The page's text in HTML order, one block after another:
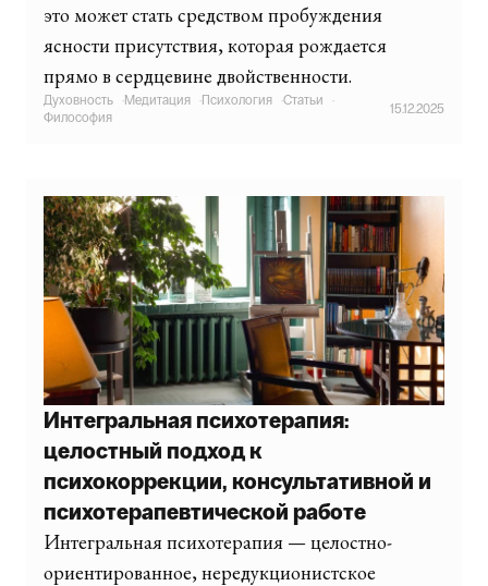
это может стать средством пробуждения
ясности присутствия, которая рождается
прямо в сердцевине двойственности.
Духовность ·Медитация ·Психология ·Статьи
·
Философия
15.12.2025
Интегральная психотерапия:
целостный подход к
психокоррекции, консультативной и
психотерапевтической работе
Интегральная психотерапия — целостно-
ориентированное, нередукционистское